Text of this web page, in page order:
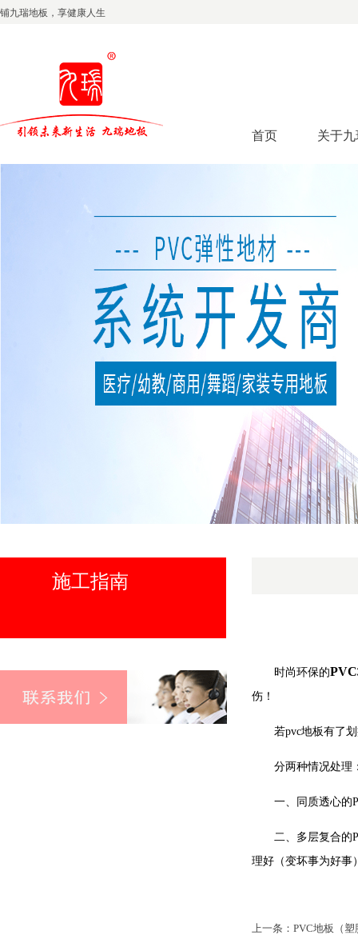
铺九瑞地板，享健康人生
首页 关于
施工指南
时尚环保的
伤！
若pvc地板有了划
分两种情况处理
一、同质透心的
二、多层复合的
理好（变坏事为好事
上一条：PVC地板（